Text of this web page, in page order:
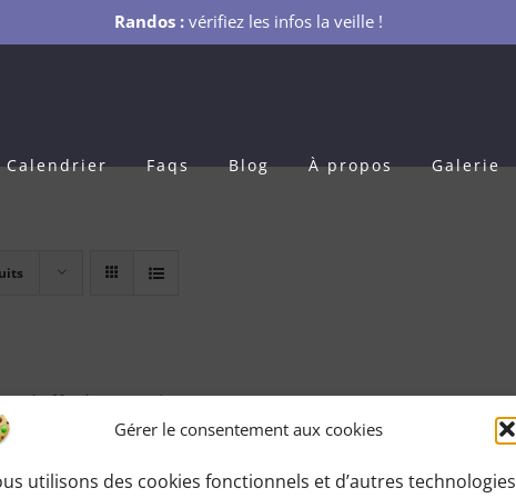
Randos : vérifiez les infos la veille !
Gérer le consentement aux cookies
utilisons des cookies fonctionnels et d’autres technologies
Calendrier Faqs Blog À propos Galerie
Adhésion 1 an
€